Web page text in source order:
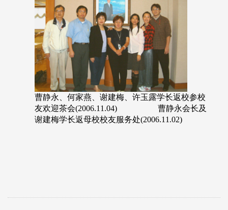
曹静永、何家燕、谢建梅、许玉露学长返校参校
友欢迎茶会(2006.11.04) 曹静永会长及
谢建梅学长返母校校友服务处(2006.11.02)